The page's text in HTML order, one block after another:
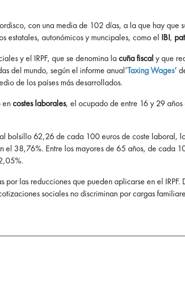
con una media de 102 días, a la que hay que
estatales, autonómicos y muncipales, como el IBI,
y el IRPF, que se denomina lacuña fiscaly que
del mundo, según el informe anual‘Taxing Wages‘
de los países más desarrollados.
encostes laborales, el ocupado de entre 16 y 29
bolsillo 62,26 de cada 100 euros de coste laboral,
el 38,76%. Entre los mayores de 65 años, de cada
por las reducciones que pueden aplicarse en el
sociales no discriminan por cargas